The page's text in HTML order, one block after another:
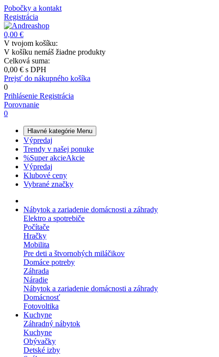
Pobočky a kontakt
Registrácia
0,00 €
V tvojom košíku:
V košíku nemáš žiadne produkty
Celková suma:
0,00 € s DPH
Prejsť do nákupného košíka
0
Prihlásenie Registrácia
Porovnanie
0
Hlavné kategórie Menu
Výpredaj
Trendy v našej ponuke
%Super akcieAkcie
Výpredaj
Klubové ceny
Vybrané značky
Nábytok a zariadenie domácnosti a záhrady
Elektro a spotrebiče
Počítače
Hračky
Mobilita
Pre deti a štvornohých miláčikov
Domáce potreby
Záhrada
Náradie
Nábytok a zariadenie domácnosti a záhrady
Domácnosť
Fotovoltika
Kuchyne
Záhradný nábytok
Kuchyne
Obývačky
Detské izby